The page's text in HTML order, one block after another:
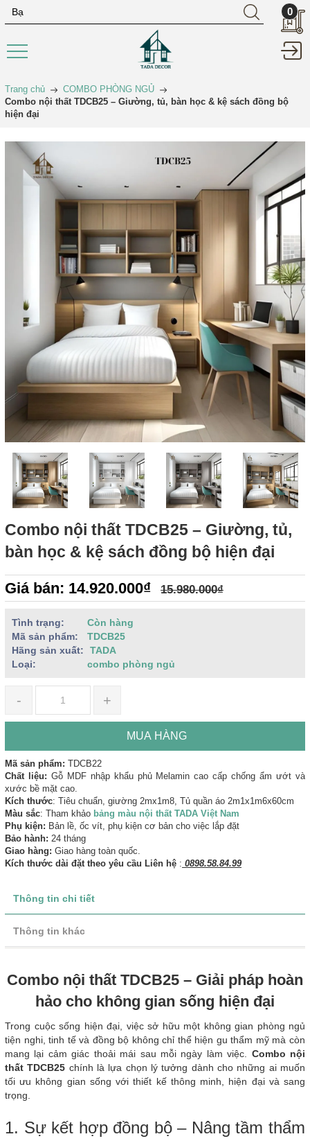
0
Trang chủ
COMBO PHÒNG NGỦ
Combo nội thất TDCB25 – Giường, tủ, bàn học & kệ sách đồng bộ
hiện đại
Combo nội thất TDCB25 – Giường, tủ,
bàn học & kệ sách đồng bộ hiện đại
Giá bán: 14.920.000₫ 15.980.000₫
Tình trạng:
Còn hàng
Mã sản phẩm:
TDCB25
Hãng sản xuất:
TADA
Loại:
combo phòng ngủ
- +
MUA HÀNG
Mã sản phẩm: TDCB22
Chất liệu: Gỗ MDF nhập khẩu phủ Melamin cao cấp chống ẩm ướt và
xước bề mặt cao.
Kích thước: Tiêu chuẩn, giường 2mx1m8, Tủ quần áo 2m1x1m6x60cm
Màu sắc: Tham khảo bảng màu nội thất TADA Việt Nam
Phụ kiện: Bản lề, ốc vít, phụ kiện cơ bản cho việc lắp đặt
Bảo hành: 24 tháng
Giao hàng: Giao hàng toàn quốc.
Kích thước dài đặt theo yêu cầu Liên hệ : 0898.58.84.99
Thông tin chi tiết
Thông tin khác
Combo nội thất TDCB25 – Giải pháp hoàn
hảo cho không gian sống hiện đại
Trong cuộc sống hiện đại, việc sở hữu một không gian phòng ngủ
tiện nghi, tinh tế và đồng bộ không chỉ thể hiện gu thẩm mỹ mà còn
mang lại cảm giác thoải mái sau mỗi ngày làm việc. Combo nội
thất TDCB25 chính là lựa chọn lý tưởng dành cho những ai muốn
tối ưu không gian sống với thiết kế thông minh, hiện đại và sang
trọng.
1. Sự kết hợp đồng bộ – Nâng tầm thẩm